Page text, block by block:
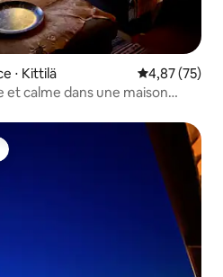
⋅ Kittilä Évaluation
4,87 (75)
calme dans une maison